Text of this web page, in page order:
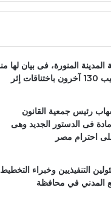
إثر
رئيس جمعية القانون
فى الدستور الجديد وهى
التنفيذيين وخبراء التخطيط
المدني في محافظة